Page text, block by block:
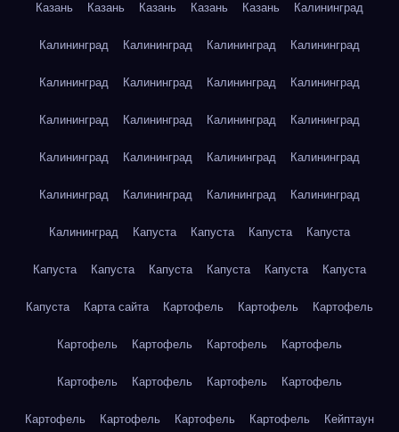
Казань Казань Казань Казань Казань Калининград
Калининград Калининград Калининград Калининград
Калининград Калининград Калининград Калининград
Калининград Калининград Калининград Калининград
Калининград Калининград Калининград Калининград
Калининград Калининград Калининград Калининград
Калининград Капуста Капуста Капуста Капуста
Капуста Капуста Капуста Капуста Капуста Капуста
Капуста Карта сайта Картофель Картофель Картофель
Картофель Картофель Картофель Картофель
Картофель Картофель Картофель Картофель
Картофель Картофель Картофель Картофель Кейптаун